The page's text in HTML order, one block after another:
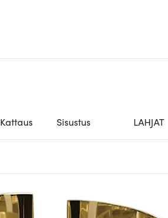
Kattaus Sisustus LAHJAT